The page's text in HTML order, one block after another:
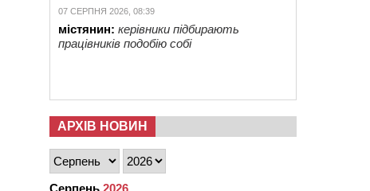
07 СЕРПНЯ 2026, 08:39
містянин: керівники підбирають
працівників подобію собі
АРХІВ НОВИН
Серпень 2026